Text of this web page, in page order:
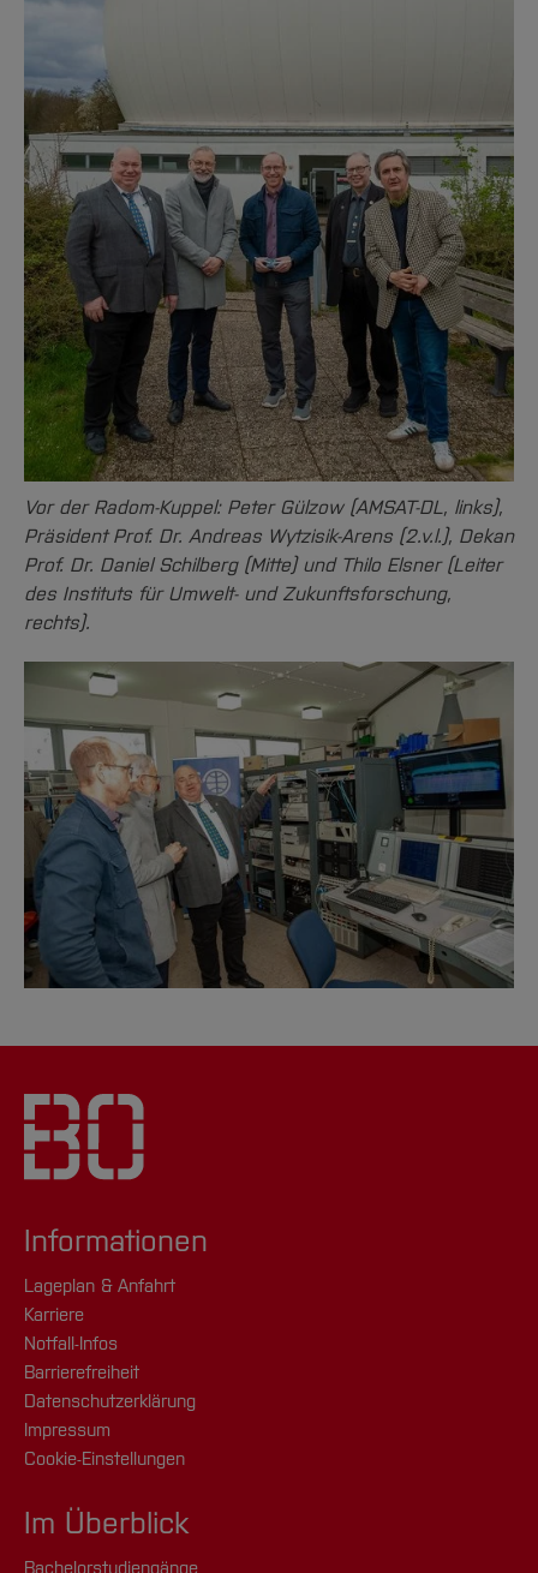
Vor der Radom-Kuppel: Peter Gülzow (AMSAT-DL, links),
Präsident Prof. Dr. Andreas Wytzisik-Arens (2.v.l.), Dekan
Prof. Dr. Daniel Schilberg (Mitte) und Thilo Elsner (Leiter
des Instituts für Umwelt- und Zukunftsforschung,
rechts).
Informationen
Lageplan & Anfahrt
Karriere
Notfall-Infos
Barrierefreiheit
Datenschutzerklärung
Impressum
Cookie-Einstellungen
Im Überblick
Bachelorstudiengänge